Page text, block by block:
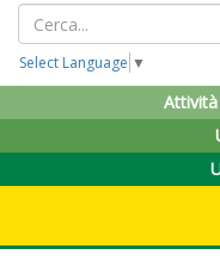
Select Language ▼